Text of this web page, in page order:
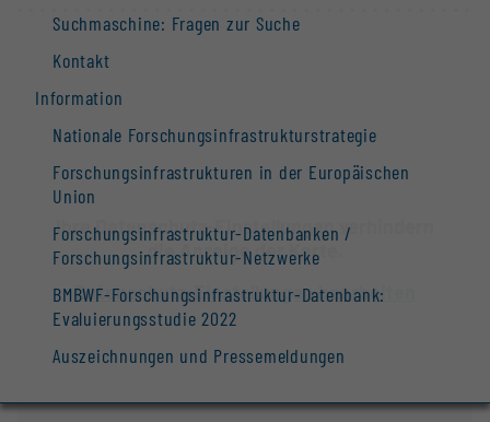
Suchmaschine: Fragen zur Suche
Kontakt
Information
Nationale Forschungs­infrastruktur­strategie
Forschungs­infrastrukturen in der Europäischen
Union
Forschungs­infrastruktur-Datenbanken /
Forschungs­infrastruktur-Netzwerke
BMBWF-Forschungsinfrastruktur-Datenbank:
Evaluierungsstudie 2022
Auszeichnungen und Pressemeldungen
Ihre Datenschutz-Einstellungen verhindern
die Anzeige der Karte.
Datenschutz-Einstellungen bearbeiten